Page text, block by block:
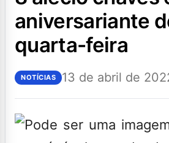
aniversariante
quarta-feira
NOTÍCIAS 13 de abril de